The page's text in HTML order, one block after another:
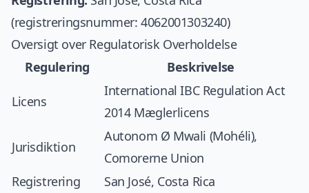
(registreringsnummer: 4062001303240)
Oversigt over Regulatorisk Overholdelse
Regulering
Beskrivelse
Licens
International IBC Regulation Act
2014 Mæglerlicens
Jurisdiktion
Autonom Ø Mwali (Mohéli),
Comorerne Union
Registrering
San José, Costa Rica